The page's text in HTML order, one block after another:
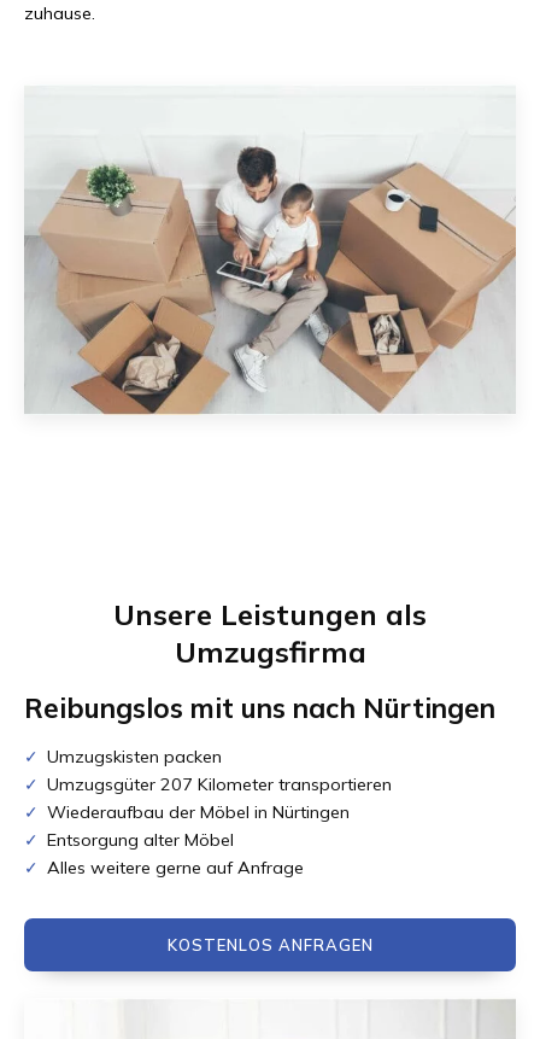
zuhause.
Unsere Leistungen als
Umzugsfirma
Reibungslos mit uns nach Nürtingen
Umzugskisten packen
Umzugsgüter 207 Kilometer transportieren
Wiederaufbau der Möbel in Nürtingen
Entsorgung alter Möbel
Alles weitere gerne auf Anfrage
KOSTENLOS ANFRAGEN